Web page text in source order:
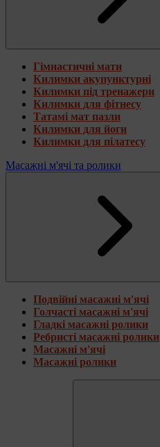
Гімнастичні мати
Килимки акупунктурні
Килимки під тренажери
Килимки для фітнесу
Татамі мат пазли
Килимки для йоги
Килимки для пілатесу
Масажні м'ячі та ролики
Подвійні масажні м'ячі
Голчасті масажні м'ячі
Гладкі масажні ролики
Ребристі масажні ролики
Масажні м'ячі
Масажні ролики